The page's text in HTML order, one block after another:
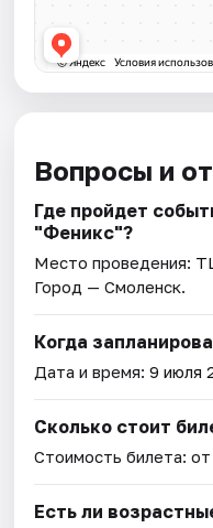
Вопросы и
Где пройдет
"Феникс"?
Место проведения:
Город — Смоленск.
Когда
Дата и время:9 июля
Сколько стоит
Стоимость билета:
Есть ли